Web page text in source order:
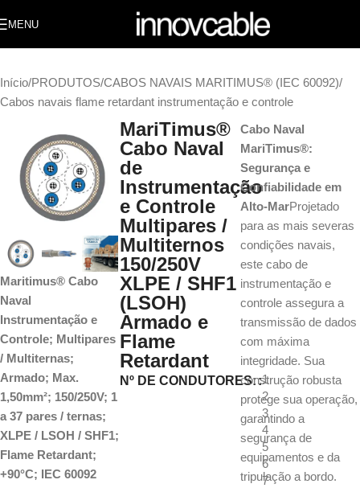
MENU
Início/PRODUTOS/CABOS NAVAIS MARITIMUS® (IEC 60092)/
Cabos navais flame retardant instrumentação e controle
Maritimus® Cabo
Naval
Instrumentação e
Controle; Multipares
/ Multiternas;
Armado; Max.
1,50mm²; 150/250V; 1
a 37 pares / ternas;
XLPE / LSOH / SHF1;
Flame Retardant;
+90°C; IEC 60092
MariTimus®
Cabo Naval
de
Instrumentação
e Controle
Multipares /
Multiternos
150/250V
XLPE / SHF1
(LSOH)
Armado e
Flame
Retardant
Nº DE CONDUTORES: 1
2
3
4
5
6
7
Cabo Naval
MariTimus®:
Segurança e
Confiabilidade em
Alto-MarProjetado
para as mais severas
condições navais,
este cabo de
instrumentação e
controle assegura a
transmissão de dados
com máxima
integridade. Sua
construção robusta
protege sua operação,
garantindo a
segurança de
equipamentos e da
tripulação a bordo.